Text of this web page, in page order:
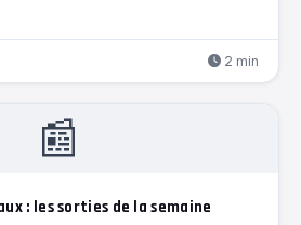
2 min
📰
: les sorties de la semaine